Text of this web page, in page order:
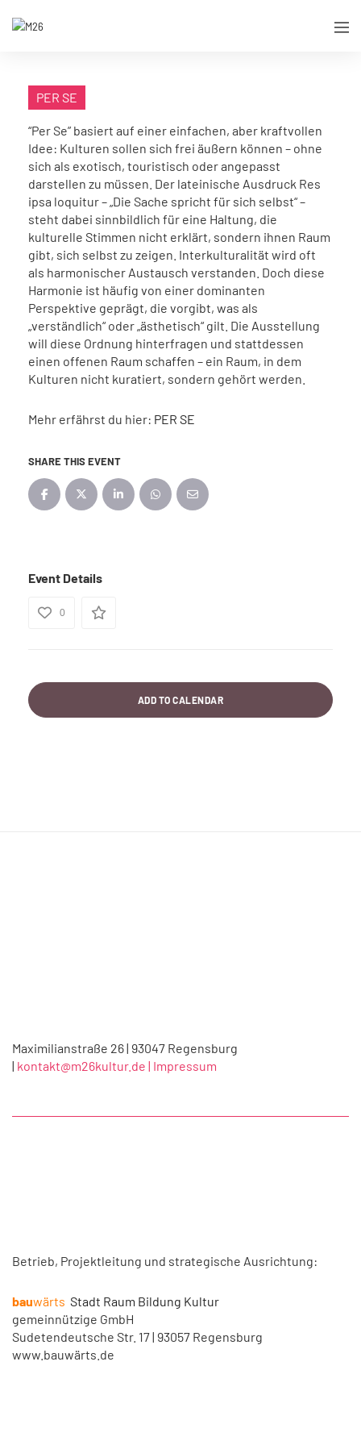
PER SE
“Per Se” basiert auf einer einfachen, aber kraftvollen
Idee: Kulturen sollen sich frei äußern können – ohne
sich als exotisch, touristisch oder angepasst
darstellen zu müssen. Der lateinische Ausdruck Res
ipsa loquitur – „Die Sache spricht für sich selbst“ –
steht dabei sinnbildlich für eine Haltung, die
kulturelle Stimmen nicht erklärt, sondern ihnen Raum
gibt, sich selbst zu zeigen. Interkulturalität wird oft
als harmonischer Austausch verstanden. Doch diese
Harmonie ist häufig von einer dominanten
Perspektive geprägt, die vorgibt, was als
„verständlich“ oder „ästhetisch“ gilt. Die Ausstellung
will diese Ordnung hinterfragen und stattdessen
einen offenen Raum schaffen – ein Raum, in dem
Kulturen nicht kuratiert, sondern gehört werden.
Mehr erfährst du hier: PER SE
SHARE THIS EVENT
Event Details
0
ADD TO CALENDAR
Maximilianstraße 26 | 93047 Regensburg
| kontakt@m26kultur.de | Impressum
Betrieb, Projektleitung und strategische Ausrichtung:
bauwärts Stadt Raum Bildung Kultur
gemeinnützige GmbH
Sudetendeutsche Str. 17 | 93057 Regensburg
www.bauwärts.de